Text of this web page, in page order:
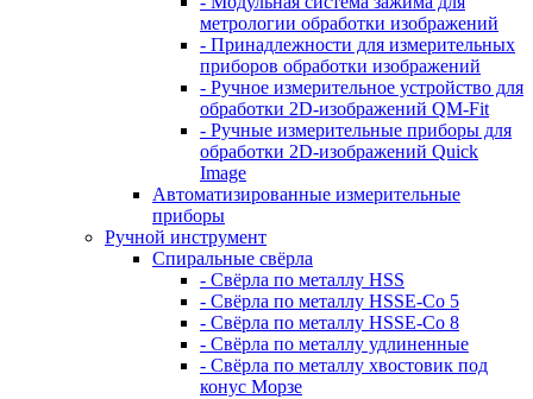
метрологии обработки изображений
- Принадлежности для измерительных
приборов обработки изображений
- Ручное измерительное устройство для
обработки 2D-изображений QM-Fit
- Ручные измерительные приборы для
обработки 2D-изображений Quick
Image
Автоматизированные измерительные
приборы
Ручной инструмент
Спиральные свёрла
- Свёрла по металлу HSS
- Свёрла по металлу HSSE-Co 5
- Свёрла по металлу HSSE-Co 8
- Свёрла по металлу удлиненные
- Свёрла по металлу хвостовик под
конус Морзе